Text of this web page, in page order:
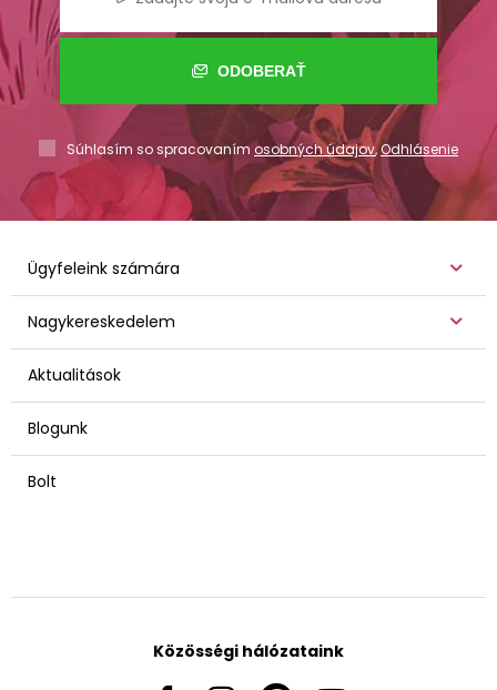
ODOBERAŤ
Súhlasím so spracovaním osobných údajov,Odhlásenie
Ügyfeleink számára
Nagykereskedelem
Aktualitások
Blogunk
Bolt
Közösségi hálózataink